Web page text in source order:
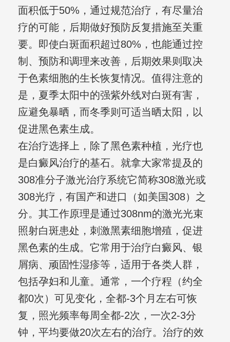
面积低于50%，通过规范治疗，有尽量治
疗的可能，后期做好预防反复措施至关重
要。即使白斑面积超过80%，也能通过控
制、预防和调理来改善，后期效果则取决
于色素细胞的生长恢复情况。值得注意的
是，夏季太阳中的强紫外线对白斑有害，
应避免暴晒，而冬季则可适当晒太阳，以
促进黑色素生成。
在治疗选择上，除了黑色素种植，光疗也
是白癜风治疗的基石。就拿大家常提及的
308准分子激光治疗系统它简称308激光或
308光疗，有国产和进口（如美国308）之
分。其工作原理是通过308nm的激光光束
照射白斑患处，刺激黑素细胞增殖，促进
黑色素的生成。它常用于治疗白癜风、银
屑病、顽固性湿疹等，适用于各类人群，
包括孕妇和儿童。通常，一个疗程（约全
都0次）可见变化，全都-3个月左右可恢
复，照光频率每周全都-2次，一次2-3分
钟，平均要做20次左右的治疗。治疗的效